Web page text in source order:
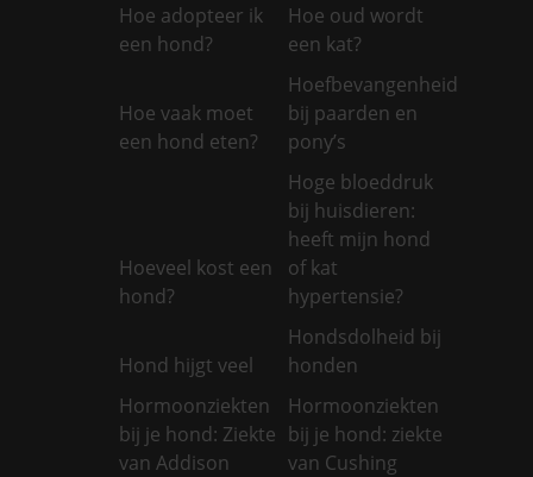
Hoe adopteer ik
een hond?
Hoe oud wordt
een kat?
Hoe vaak moet
een hond eten?
Hoefbevangenheid
bij paarden en
pony’s
Hoeveel kost een
hond?
Hoge bloeddruk
bij huisdieren:
heeft mijn hond
of kat
hypertensie?
Hond hijgt veel
Hondsdolheid bij
honden
Hormoonziekten
bij je hond: Ziekte
van Addison
Hormoonziekten
bij je hond: ziekte
van Cushing